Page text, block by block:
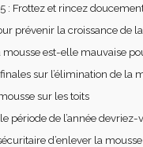
: Frottez et rincez
prévenir la croissance de
mousse est-elle mauvaise
sur l’élimination de la
sur les toits
période de l’année
d’enlever la